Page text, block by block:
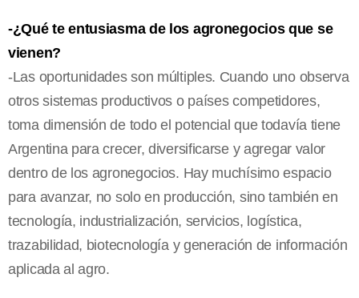
-¿Qué te entusiasma de los agronegocios que se
vienen?
-Las oportunidades son múltiples. Cuando uno observa
otros sistemas productivos o países competidores,
toma dimensión de todo el potencial que todavía tiene
Argentina para crecer, diversificarse y agregar valor
dentro de los agronegocios. Hay muchísimo espacio
para avanzar, no solo en producción, sino también en
tecnología, industrialización, servicios, logística,
trazabilidad, biotecnología y generación de información
aplicada al agro.